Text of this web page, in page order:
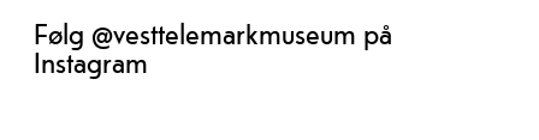
Følg @vesttelemarkmuseum på
Instagram